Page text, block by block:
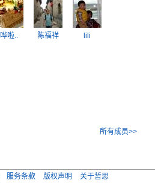
哗啦.. 陈福祥 lili
所有成员>>
服务条款 版权声明 关于哲思